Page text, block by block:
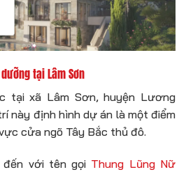
tại Lâm Sơn
tại xã Lâm Sơn, huyện Lương
này định hình dự án là một điểm
cửa ngõ Tây Bắc thủ đô.
với tên gọi Thung Lũng Nữ